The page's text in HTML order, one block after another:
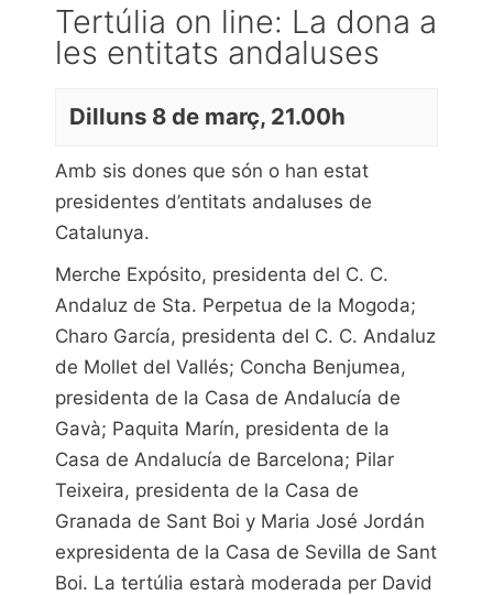
Tertúlia on line: La dona a
les entitats andaluses
Dilluns 8 de març, 21.00h
Amb sis dones que són o han estat
presidentes d’entitats andaluses de
Catalunya.
Merche Expósito, presidenta del C. C.
Andaluz de Sta. Perpetua de la Mogoda;
Charo García, presidenta del C. C. Andaluz
de Mollet del Vallés; Concha Benjumea,
presidenta de la Casa de Andalucía de
Gavà; Paquita Marín, presidenta de la
Casa de Andalucía de Barcelona; Pilar
Teixeira, presidenta de la Casa de
Granada de Sant Boi y Maria José Jordán
expresidenta de la Casa de Sevilla de Sant
Boi. La tertúlia estarà moderada per David